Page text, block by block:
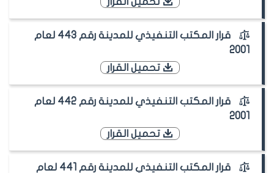
قرار المكتب التنفيذي للمدينة رقم 443 لعام
2001
تحميل القرار
قرار المكتب التنفيذي للمدينة رقم 442 لعام
2001
تحميل القرار
قرار المكتب التنفيذي للمدينة رقم 441 لعام